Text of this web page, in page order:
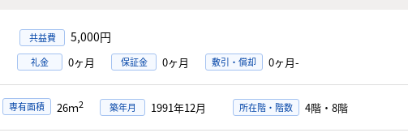
5,000円
礼金 0ヶ月 保証金 0ヶ月 敷引・償却 0ヶ月-
専有面積 26ｍ2 築年月 1991年12月 所在階・階数 4階・8階